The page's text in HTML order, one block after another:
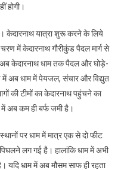
मई
महीने
से
शुरु
होगी
चारधाम
होगी।
केदारनाथ यात्रा शुरू करने के लिये
में केदारनाथ गौरीकुंड पैदल मार्ग से
अब केदारनाथ धाम तक पैदल और घोड़े-
में अब धाम में पेयजल, संचार और विद्युत
की टीमों का केदारनाथ पहुंचने का
अब कम ही बर्फ जमी है।
पर धाम में मात्र एक से दो फीट
लग गई है। हालांकि धाम में अभी
यदि धाम में अब मौसम साफ ही रहता